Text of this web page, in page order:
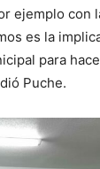
ejemplo con
es la
para
Puche.